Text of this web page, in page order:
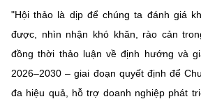
"Hội thảo là dịp để chúng ta đánh giá
được, nhìn nhận khó khăn, rào cản
đồng thời thảo luận về định hướng và
2026–2030 – giai đoạn quyết định để
đa hiệu quả, hỗ trợ doanh nghiệp phát